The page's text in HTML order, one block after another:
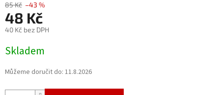
85 Kč –43 %
48 Kč
40 Kč bez DPH
cena:
Skladem
Můžeme doručit do: 11.8.2026